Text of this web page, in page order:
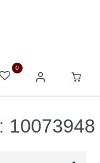
0
10073948